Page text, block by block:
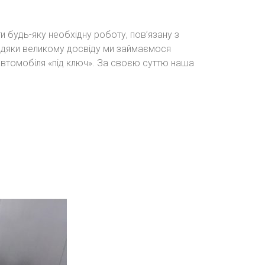
будь-яку необхідну роботу, пов’язану з
великому досвіду ми займаємося
«під ключ». За своєю суттю наша